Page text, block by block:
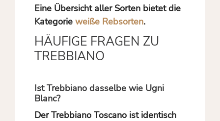
Eine Übersicht aller Sorten bietet die
Kategorie weiße Rebsorten.
HÄUFIGE FRAGEN ZU
TREBBIANO
Ist Trebbiano dasselbe wie Ugni
Blanc?
Der Trebbiano Toscano ist identisch